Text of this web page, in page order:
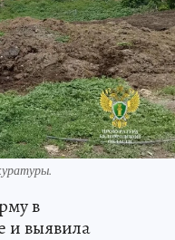
в
и выявила